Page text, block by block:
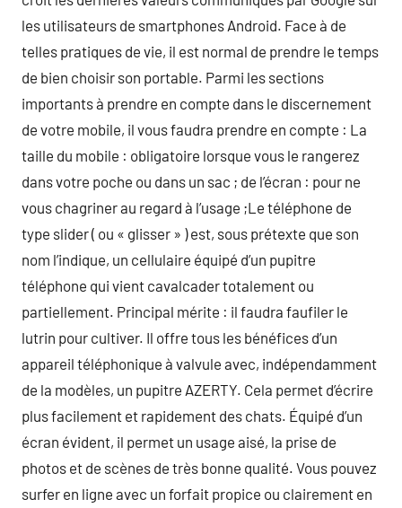
les utilisateurs de smartphones Android. Face à de
telles pratiques de vie, il est normal de prendre le temps
de bien choisir son portable. Parmi les sections
importants à prendre en compte dans le discernement
de votre mobile, il vous faudra prendre en compte : La
taille du mobile : obligatoire lorsque vous le rangerez
dans votre poche ou dans un sac ; de l’écran : pour ne
vous chagriner au regard à l’usage ;Le téléphone de
type slider ( ou « glisser » ) est, sous prétexte que son
nom l’indique, un cellulaire équipé d’un pupitre
téléphone qui vient cavalcader totalement ou
partiellement. Principal mérite : il faudra faufiler le
lutrin pour cultiver. Il offre tous les bénéfices d’un
appareil téléphonique à valvule avec, indépendamment
de la modèles, un pupitre AZERTY. Cela permet d’écrire
plus facilement et rapidement des chats. Équipé d’un
écran évident, il permet un usage aisé, la prise de
photos et de scènes de très bonne qualité. Vous pouvez
surfer en ligne avec un forfait propice ou clairement en